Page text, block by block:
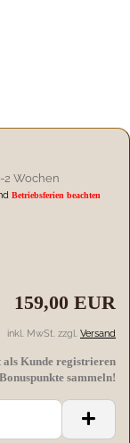
2 Wochen
Betriebsferien beachten
159,00 EUR
inkl. MwSt. zzgl. Versand
als Kunde registrieren
sammeln!